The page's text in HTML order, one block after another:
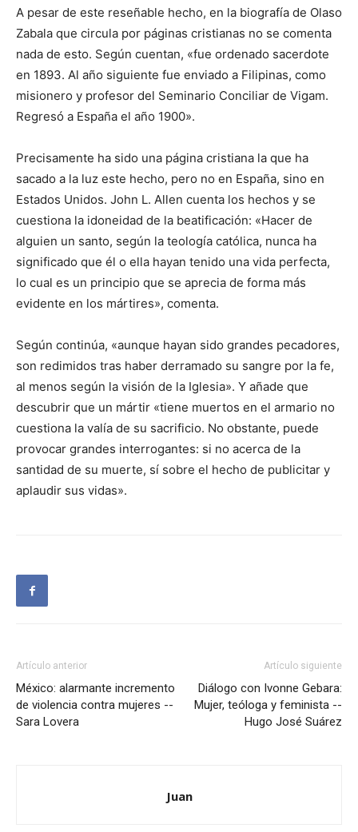
A pesar de este reseñable hecho, en la biografía de Olaso
Zabala que circula por páginas cristianas no se comenta
nada de esto. Según cuentan, «fue ordenado sacerdote
en 1893. Al año siguiente fue enviado a Filipinas, como
misionero y profesor del Seminario Conciliar de Vigam.
Regresó a España el año 1900».
Precisamente ha sido una página cristiana la que ha
sacado a la luz este hecho, pero no en España, sino en
Estados Unidos. John L. Allen cuenta los hechos y se
cuestiona la idoneidad de la beatificación: «Hacer de
alguien un santo, según la teología católica, nunca ha
significado que él o ella hayan tenido una vida perfecta,
lo cual es un principio que se aprecia de forma más
evidente en los mártires», comenta.
Según continúa, «aunque hayan sido grandes pecadores,
son redimidos tras haber derramado su sangre por la fe,
al menos según la visión de la Iglesia». Y añade que
descubrir que un mártir «tiene muertos en el armario no
cuestiona la valía de su sacrificio. No obstante, puede
provocar grandes interrogantes: si no acerca de la
santidad de su muerte, sí sobre el hecho de publicitar y
aplaudir sus vidas».
Artículo anterior
México: alarmante incremento
de violencia contra mujeres --
Sara Lovera
Artículo siguiente
Diálogo con Ivonne Gebara:
Mujer, teóloga y feminista --
Hugo José Suárez
Juan